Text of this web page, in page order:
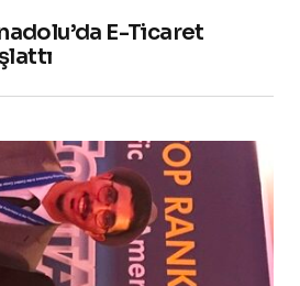
E-Ticaret